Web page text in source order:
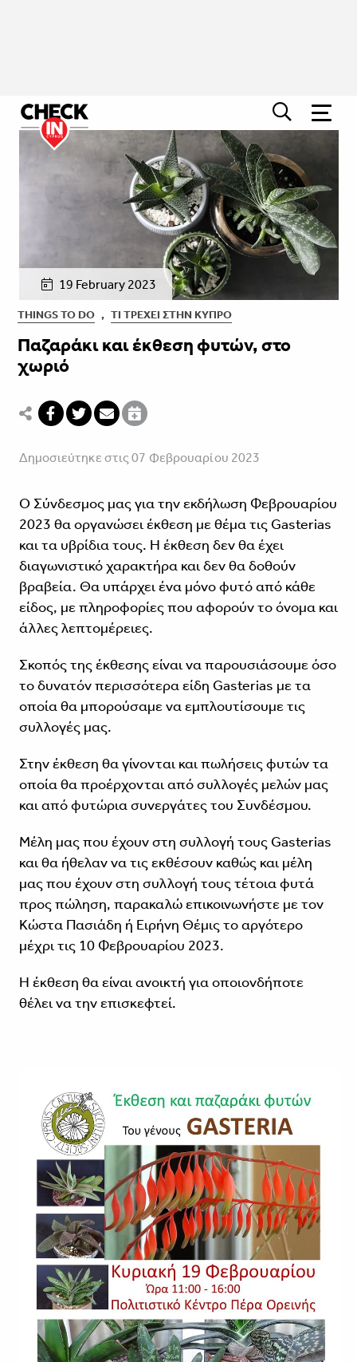
19 February 2023
THINGS TO DO , ΤΙ ΤΡΈΧΕΙ ΣΤΗΝ ΚΎΠΡΟ
Παζαράκι και έκθεση φυτών, στο
χωριό
Δημοσιεύτηκε στις 07 Φεβρουαρίου 2023
O Σύνδεσμος μας για την εκδήλωση Φεβρουαρίου
2023 θα οργανώσει έκθεση με θέμα τις Gasterias
και τα υβρίδια τους. Η έκθεση δεν θα έχει
διαγωνιστικό χαρακτήρα και δεν θα δοθούν
βραβεία. Θα υπάρχει ένα μόνο φυτό από κάθε
είδος, με πληροφορίες που αφορούν το όνομα και
άλλες λεπτομέρειες.
Σκοπός της έκθεσης είναι να παρουσιάσουμε όσο
το δυνατόν περισσότερα είδη Gasterias με τα
οποία θα μπορούσαμε να εμπλουτίσουμε τις
συλλογές μας.
Στην έκθεση θα γίνονται και πωλήσεις φυτών τα
οποία θα προέρχονται από συλλογές μελών μας
και από φυτώρια συνεργάτες του Συνδέσμου.
Μέλη μας που έχουν στη συλλογή τους Gasterias
και θα ήθελαν να τις εκθέσουν καθώς και μέλη
μας που έχουν στη συλλογή τους τέτοια φυτά
προς πώληση, παρακαλώ επικοινωνήστε με τον
Κώστα Πασιάδη ή Ειρήνη Θέμις το αργότερο
μέχρι τις 10 Φεβρουαρίου 2023.
Η έκθεση θα είναι ανοικτή για οποιονδήποτε
θέλει να την επισκεφτεί.